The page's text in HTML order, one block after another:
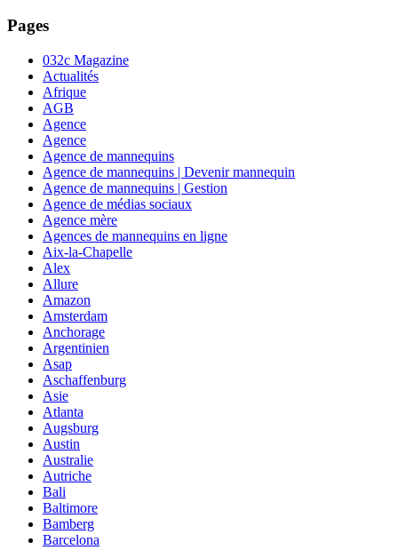
Pages
032c Magazine
Actualités
Afrique
AGB
Agence
Agence
Agence de mannequins
Agence de mannequins | Devenir mannequin
Agence de mannequins | Gestion
Agence de médias sociaux
Agence mère
Agences de mannequins en ligne
Aix-la-Chapelle
Alex
Allure
Amazon
Amsterdam
Anchorage
Argentinien
Asap
Aschaffenburg
Asie
Atlanta
Augsburg
Austin
Australie
Autriche
Bali
Baltimore
Bamberg
Barcelona